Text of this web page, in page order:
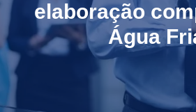
elaboração
Água